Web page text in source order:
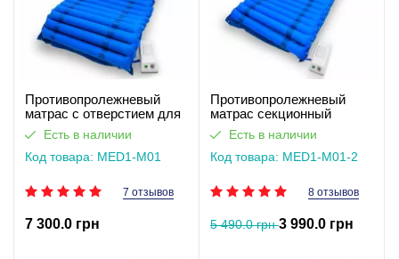
Противопролежневый
матрас c отверстием для
туалета MED1-M01
Есть в наличии
Код товара: MED1-M01
7 отзывов
7 300.0 грн
Противопролежневый
матрас секционный
MED1-M01
Есть в наличии
Код товара: MED1-M01-2
8 отзывов
5 490.0 грн3 990.0 грн